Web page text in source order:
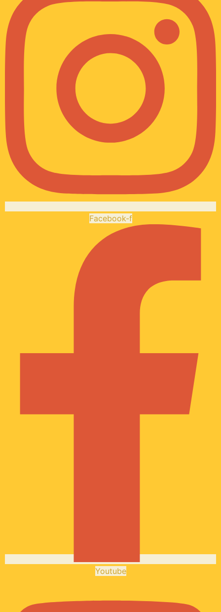
Facebook-f
Youtube